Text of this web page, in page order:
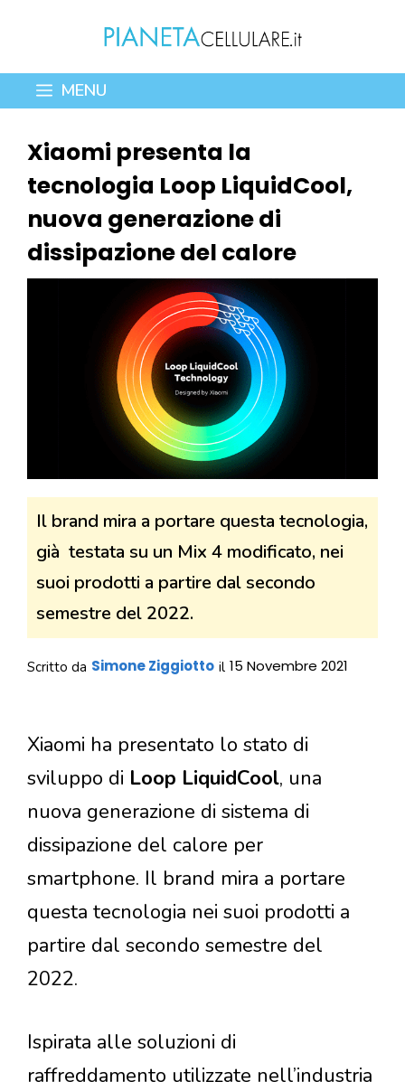
contenuto
MENU
Xiaomi presenta la
tecnologia Loop LiquidCool,
nuova generazione di
dissipazione del calore
Il brand mira a portare questa tecnologia,
già testata su un Mix 4 modificato, nei
suoi prodotti a partire dal secondo
semestre del 2022.
Scritto da Simone Ziggiotto il 15 Novembre 2021
Xiaomi ha presentato lo stato di
sviluppo di Loop LiquidCool, una
nuova generazione di sistema di
dissipazione del calore per
smartphone. Il brand mira a portare
questa tecnologia nei suoi prodotti a
partire dal secondo semestre del
2022.
Ispirata alle soluzioni di
raffreddamento utilizzate nell’industria